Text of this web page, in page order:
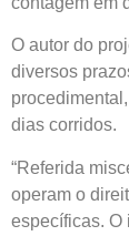
O autor do
diversos
dias corridos.
“Referida
operam o
específicas. O